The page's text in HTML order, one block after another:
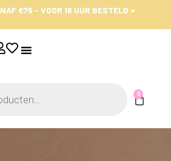
€75 - VOOR 16 UUR BESTELD =
0